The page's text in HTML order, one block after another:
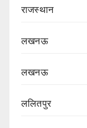
राजस्थान
लखनऊ
लखनऊ
ललितपुर